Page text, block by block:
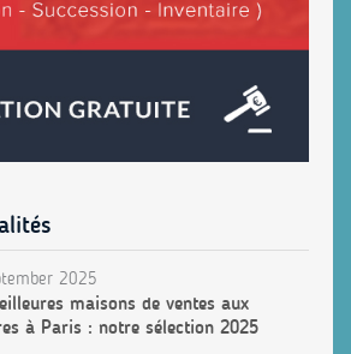
2025
maisons de ventes aux
à Paris : notre sélection 2025